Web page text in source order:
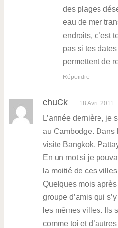
des plages
eau de mer
endroits, c’est
pas si tes
permettent de
Répondre
chuCk 18 Avril 2011
L’année dernière, je
au Cambodge. Dans
visité Bangkok,
En un mot si je
la moitié de ces
Quelques mois
groupe d’amis qui
les mêmes villes. Ils
comme toi et